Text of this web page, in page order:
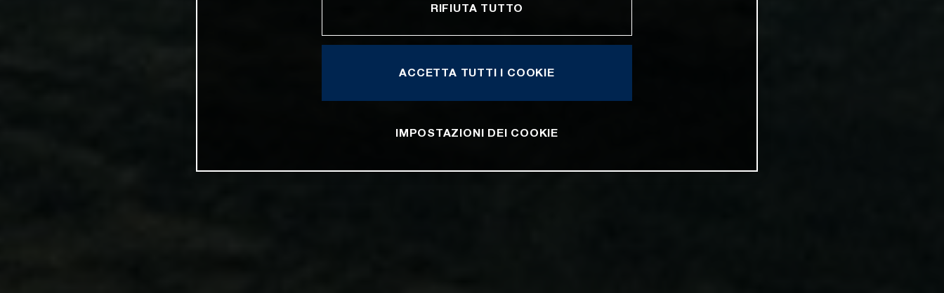
RIFIUTA TUTTO
ACCETTA TUTTI I COOKIE
IMPOSTAZIONI DEI COOKIE